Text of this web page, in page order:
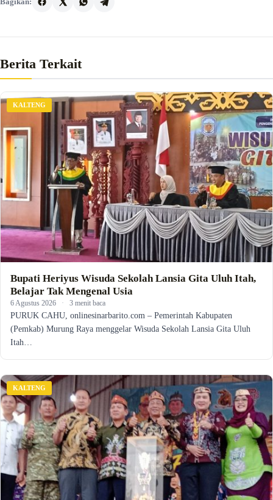
Berita Terkait
KALTENG
Bupati Heriyus Wisuda Sekolah Lansia Gita Uluh Itah,
Belajar Tak Mengenal Usia
6 Agustus 2026 · 3 menit baca
PURUK CAHU, onlinesinarbarito.com – Pemerintah Kabupaten
(Pemkab) Murung Raya menggelar Wisuda Sekolah Lansia Gita Uluh
Itah…
KALTENG